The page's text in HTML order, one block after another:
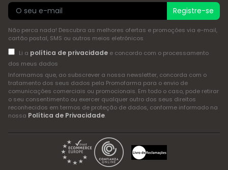
Registre-se
Não perca nada! Descubra as melhores ofertas e promoções via e-mail,
cartão postal, SMS ou outros meios eletrónicos
Li a política de privacidadee concordo com o processamento
dos meus dados
Informamos que, ao subscrever a nossa newsletter, concorda com o
tratamento dos seus dados pela Promofarma para o envio de
comunicações comerciais ou promocionais. Em todo o caso, pode retirar
o seu consentimento ou exercer qualquer outro dos seus direitos
reconhecidos em termos de proteção de dados, conforme informado na
nossa Política de Privacidade.